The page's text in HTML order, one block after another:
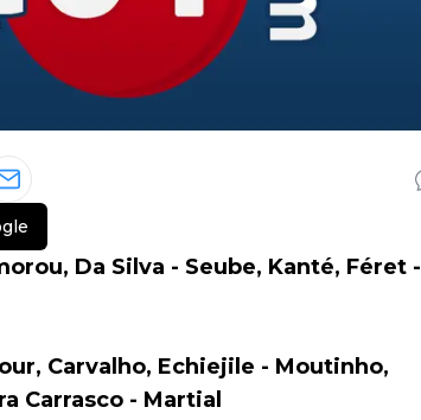
Da Silva - Seube, Kanté, Féret -
Carvalho, Echiejile - Moutinho,
Carrasco - Martial